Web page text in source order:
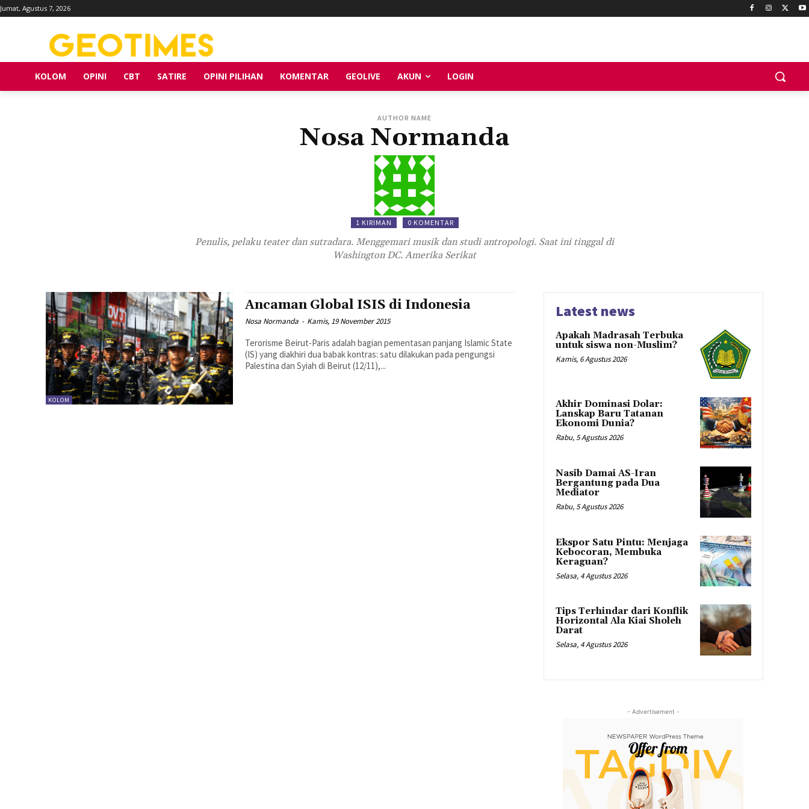
Jumat, Agustus 7, 2026
KOLOM OPINI CBT SATIRE OPINI PILIHAN KOMENTAR GEOLIVE AKUN LOGIN
AUTHOR NAME
Nosa Normanda
1 KIRIMAN 0 KOMENTAR
Penulis, pelaku teater dan sutradara. Menggemari musik dan studi antropologi. Saat ini tinggal di
Washington DC. Amerika Serikat
KOLOM
Ancaman Global ISIS di Indonesia
Nosa Normanda - Kamis, 19 November 2015
Terorisme Beirut-Paris adalah bagian pementasan panjang Islamic State
(IS) yang diakhiri dua babak kontras: satu dilakukan pada pengungsi
Palestina dan Syiah di Beirut (12/11),...
Latest news
Apakah Madrasah Terbuka
untuk siswa non-Muslim?
Kamis, 6 Agustus 2026
Akhir Dominasi Dolar:
Lanskap Baru Tatanan
Ekonomi Dunia?
Rabu, 5 Agustus 2026
Nasib Damai AS-Iran
Bergantung pada Dua
Mediator
Rabu, 5 Agustus 2026
Ekspor Satu Pintu: Menjaga
Kebocoran, Membuka
Keraguan?
Selasa, 4 Agustus 2026
Tips Terhindar dari Konflik
Horizontal Ala Kiai Sholeh
Darat
Selasa, 4 Agustus 2026
- Advertisement -